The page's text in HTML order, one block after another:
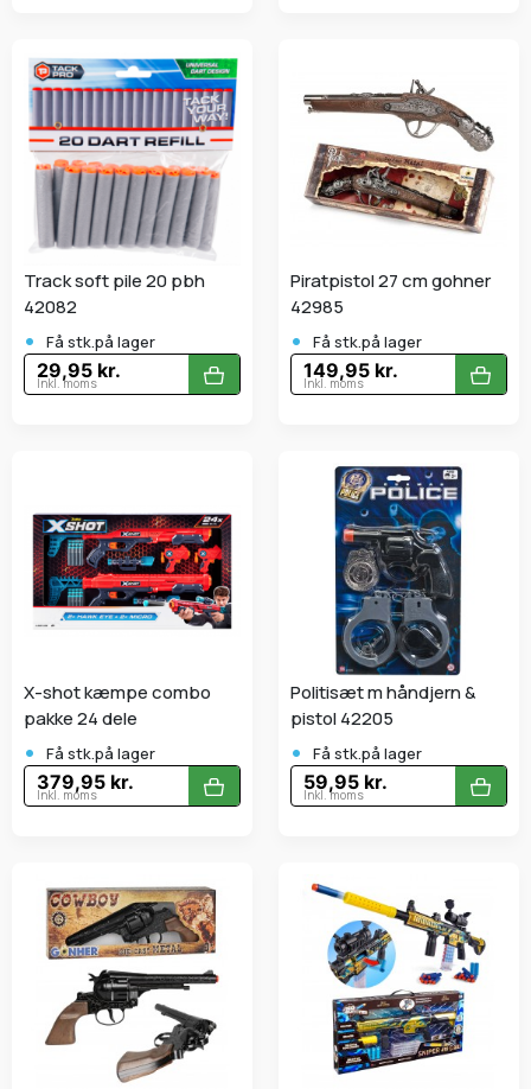
Track soft pile 20 pbh
42082
• Få stk.på lager
29,95 kr.
Inkl. moms
Piratpistol 27 cm gohner
42985
• Få stk.på lager
149,95 kr.
Inkl. moms
X-shot kæmpe combo
pakke 24 dele
• Få stk.på lager
379,95 kr.
Inkl. moms
Politisæt m håndjern &
pistol 42205
• Få stk.på lager
59,95 kr.
Inkl. moms